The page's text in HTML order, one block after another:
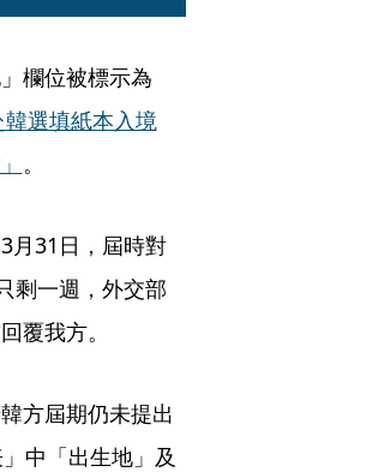
欄位被標示為
韓選填紙本入境
。
月31日，屆時對
剩一週，外交部
覆我方。
方屆期仍未提出
中「出生地」及